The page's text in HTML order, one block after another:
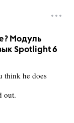
Модуль
Spotlight 6
think he does
out.